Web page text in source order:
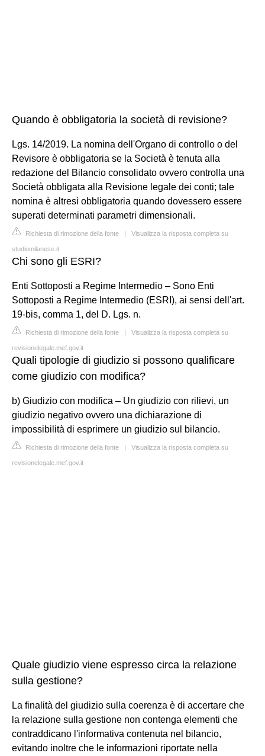
Quando è obbligatoria la società di revisione?
Lgs. 14/2019. La nomina dell'Organo di controllo o del
Revisore è obbligatoria se la Società è tenuta alla
redazione del Bilancio consolidato ovvero controlla una
Società obbligata alla Revisione legale dei conti; tale
nomina è altresì obbligatoria quando dovessero essere
superati determinati parametri dimensionali.
Richiesta di rimozione della fonte | Visualizza la risposta completa su
studiomilanese.it
Chi sono gli ESRI?
Enti Sottoposti a Regime Intermedio – Sono Enti
Sottoposti a Regime Intermedio (ESRI), ai sensi dell'art.
19-bis, comma 1, del D. Lgs. n.
Richiesta di rimozione della fonte | Visualizza la risposta completa su
revisionelegale.mef.gov.it
Quali tipologie di giudizio si possono qualificare
come giudizio con modifica?
b) Giudizio con modifica – Un giudizio con rilievi, un
giudizio negativo ovvero una dichiarazione di
impossibilità di esprimere un giudizio sul bilancio.
Richiesta di rimozione della fonte | Visualizza la risposta completa su
revisionelegale.mef.gov.it
Quale giudizio viene espresso circa la relazione
sulla gestione?
La finalità del giudizio sulla coerenza è di accertare che
la relazione sulla gestione non contenga elementi che
contraddicano l'informativa contenuta nel bilancio,
evitando inoltre che le informazioni riportate nella